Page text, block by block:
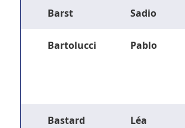
Barst Sadio
Bartolucci Pablo
Bastard Léa